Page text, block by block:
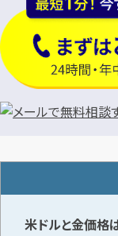
米ドルと金価格